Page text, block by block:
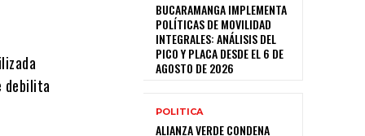
debilita
BUCARAMANGA IMPLEMENTA
POLÍTICAS DE MOVILIDAD
INTEGRALES: ANÁLISIS DEL
PICO Y PLACA DESDE EL 6 DE
AGOSTO DE 2026
POLITICA
ALIANZA VERDE CONDENA